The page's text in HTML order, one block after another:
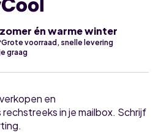
én warme winter
Grote voorraad, snelle levering
graag
en
in je mailbox. Schrijf